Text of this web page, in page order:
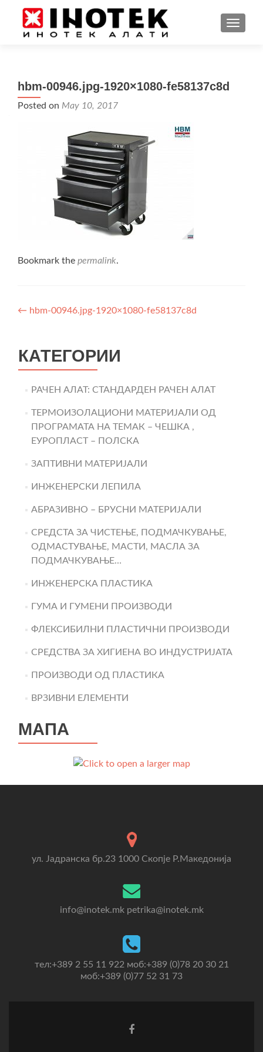
hbm-00946.jpg-1920×1080-fe58137c8d
Posted on May 10, 2017
Bookmark the permalink.
Post
← hbm-00946.jpg-1920×1080-fe58137c8d
КАТЕГОРИИ
РАЧЕН АЛАТ: СТАНДАРДЕН РАЧЕН АЛАТ
ТЕРМОИЗОЛАЦИОНИ МАТЕРИЈАЛИ ОД
ПРОГРАМАТА НА ТЕМАК – ЧЕШКА ,
ЕУРОПЛАСТ – ПОЛСКА
ЗАПТИВНИ МАТЕРИЈАЛИ
ИНЖЕНЕРСКИ ЛЕПИЛА
АБРАЗИВНО – БРУСНИ МАТЕРИЈАЛИ
СРЕДСТА ЗА ЧИСТЕЊЕ, ПОДМАЧКУВАЊЕ,
ОДМАСТУВАЊЕ, МАСТИ, МАСЛА ЗА
ПОДМАЧКУВАЊЕ…
ИНЖЕНЕРСКА ПЛАСТИКА
ГУМА И ГУМЕНИ ПРОИЗВОДИ
ФЛЕКСИБИЛНИ ПЛАСТИЧНИ ПРОИЗВОДИ
СРЕДСТВА ЗА ХИГИЕНА ВО ИНДУСТРИЈАТА
ПРОИЗВОДИ ОД ПЛАСТИКА
ВРЗИВНИ ЕЛЕМЕНТИ
МАПА
ул. Јадранска бр.23 1000 Скопје Р.Македонија
info@inotek.mk petrika@inotek.mk
тел:+389 2 55 11 922 моб:+389 (0)78 20 30 21
моб:+389 (0)77 52 31 73
Go